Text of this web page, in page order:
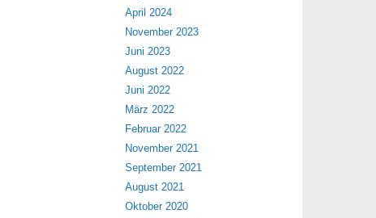
April 2024
November 2023
Juni 2023
August 2022
Juni 2022
März 2022
Februar 2022
November 2021
September 2021
August 2021
Oktober 2020